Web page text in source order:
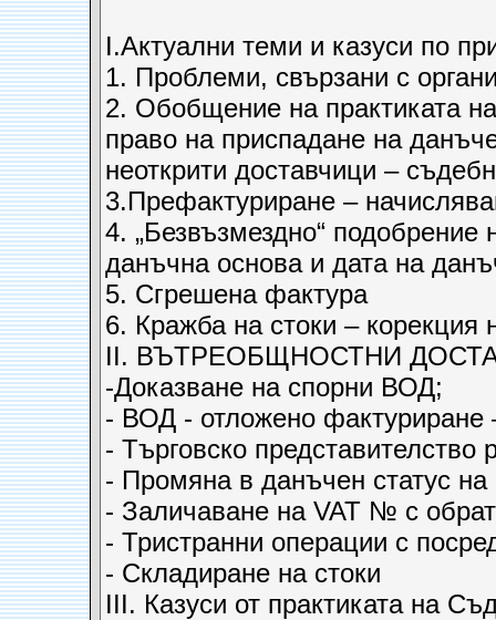
I.Актуални теми и казуси по
1. Проблеми, свързани с
2. Обобщение на практиката
право на приспадане на
неоткрити доставчици –
3.Префактуриране –
4. „Безвъзмездно“ подобрение
данъчна основа и дата на
5. Сгрешена фактура
6. Кражба на стоки –
ІІ. ВЪТРЕОБЩНОСТНИ
-Доказване на спорни ВОД;
- ВОД - отложено
- Търговско
- Промяна в данъчен статус
- Заличаване на VAT № с
- Тристранни операции с
- Складиране на стоки
ІІІ. Казуси от практиката на